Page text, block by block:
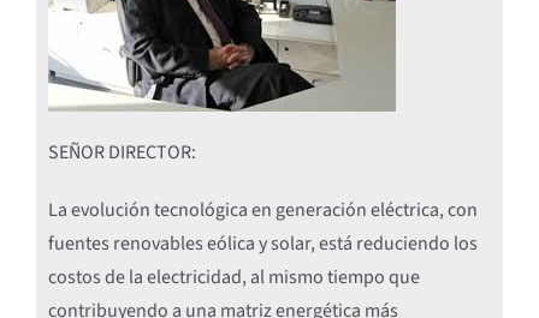
SEÑOR DIRECTOR:
La evolución tecnológica en generación eléctrica, con
fuentes renovables eólica y solar, está reduciendo los
costos de la electricidad, al mismo tiempo que
contribuyendo a una matriz energética más